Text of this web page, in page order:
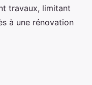
travaux, limitant
à une rénovation